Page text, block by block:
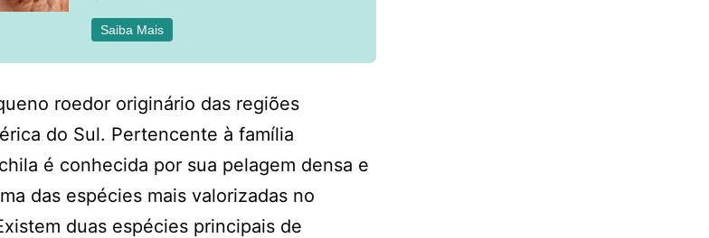
Saiba Mais
roedor originário das regiões
do Sul. Pertencente à família
é conhecida por sua pelagem densa e
das espécies mais valorizadas no
duas espécies principais de